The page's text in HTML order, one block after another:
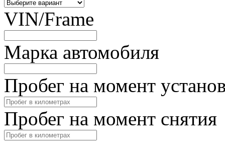
VIN/Frame
Марка автомобиля
Пробег на момент
Пробег на момент снятия